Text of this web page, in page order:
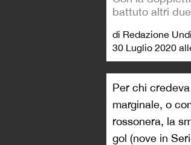
battuto altri
di Redazione
30 Luglio 2020
Per chi
marginale, o
rossonera, la
gol (nove in